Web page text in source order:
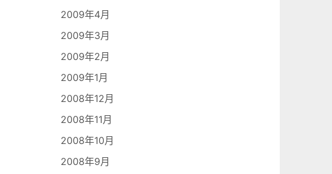
2009年4月
2009年3月
2009年2月
2009年1月
2008年12月
2008年11月
2008年10月
2008年9月